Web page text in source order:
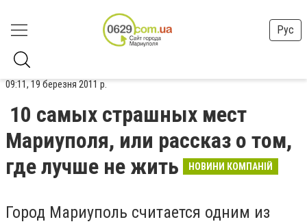
Рус
09:11, 19 березня 2011 р.
10 самых страшных мест
Мариуполя, или рассказ о том,
где лучше не жить
НОВИНИ КОМПАНІЙ
Город Мариуполь считается одним из